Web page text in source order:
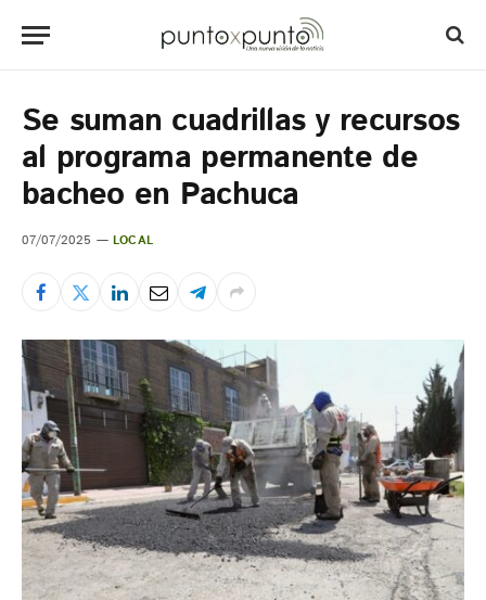
Se suman cuadrillas y recursos
al programa permanente de
bacheo en Pachuca
07/07/2025 LOCAL